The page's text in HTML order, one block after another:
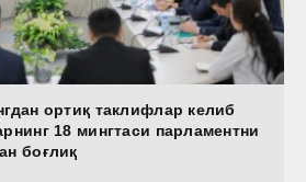
ортиқ таклифлар келиб
18 мингтаси парламентни
боғлиқ